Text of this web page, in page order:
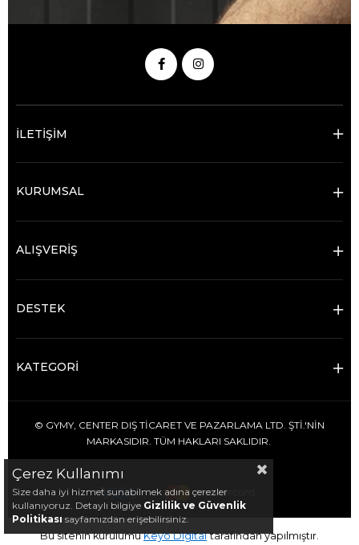
İLETİŞİM
KURUMSAL
ALIŞVERİŞ
DESTEK
KATEGORİ
© GYMY, CENTER DIŞ TİCARET VE PAZARLAMA LTD. ŞTİ.'NİN
MARKASIDIR. TÜM HAKLARI SAKLIDIR.
Bu sitenin kurulumuKeyo Digital tarafından yapılmıştır.
Çerez Kullanımı
Size daha iyi hizmet sunabilmek adına çerezler
kullanıyoruz. Detaylı bilgiye Gizlilik ve Güvenlik
Politikası sayfamızdan erişebilirsiniz.